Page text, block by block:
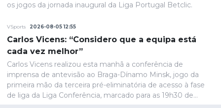
os jogos da jornada inaugural da Liga Portugal Betclic.
VSports 2026-08-05 12:55
Carlos Vicens: “Considero que a equipa está
cada vez melhor”
Carlos Vicens realizou esta manhã a conferência de
imprensa de antevisão ao Braga-Dínamo Minsk, jogo da
primeira mão da terceira pré-eliminatória de acesso à fase
de liga da Liga Conferência, marcado para as 19h30 de